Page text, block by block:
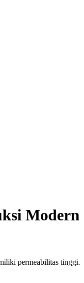
Modern
permeabilitas tinggi.